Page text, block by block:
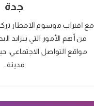
جدة
مع اقتراب موسوم الامطار
من أهم الأمور التي يتزايد
مواقع التواصل الاجتماعي،
مدينة…